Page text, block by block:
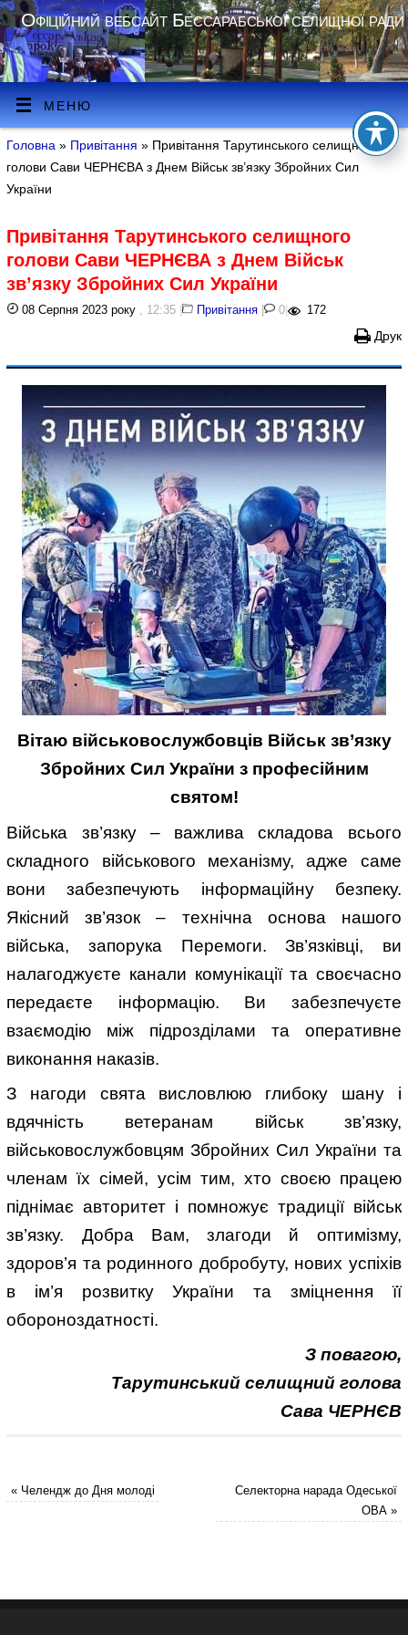
Офіційний вебсайт Бессарабської селищної ради
МЕНЮ
Головна » Привітання » Привітання Тарутинського селищного
голови Сави ЧЕРНЄВА з Днем Військ зв’язку Збройних Сил
України
Привітання Тарутинського селищного
голови Сави ЧЕРНЄВА з Днем Військ
зв’язку Збройних Сил України
08 Серпня 2023 року , 12:35 | Привітання | 0 | 172
Друк
Вітаю військовослужбовців Військ зв’язку
Збройних Сил України з професійним
святом!
Війська зв’язку – важлива складова всього
складного військового механізму, адже саме
вони забезпечують інформаційну безпеку.
Якісний зв’язок – технічна основа нашого
війська, запорука Перемоги. Зв’язківці, ви
налагоджуєте канали комунікації та своєчасно
передаєте інформацію. Ви забезпечуєте
взаємодію між підрозділами та оперативне
виконання наказів.
З нагоди свята висловлюю глибоку шану і
вдячність ветеранам військ зв’язку,
військовослужбовцям Збройних Сил України та
членам їх сімей, усім тим, хто своєю працею
піднімає авторитет і помножує традиції військ
зв’язку. Добра Вам, злагоди й оптимізму,
здоров’я та родинного добробуту, нових успіхів
в ім’я розвитку України та зміцнення її
обороноздатності.
З повагою,
Тарутинський селищний голова
Сава ЧЕРНЄВ
«Челендж до Дня молоді
Селекторна нарада Одеської
ОВА»